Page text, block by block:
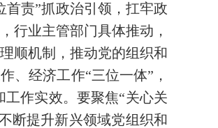
首责”抓政治引领，扛牢政
行业主管部门具体推动，
顺机制，推动党的组织和
、经济工作“三位一体”，
作实效。要聚焦“关心关
断提升新兴领域党组织和